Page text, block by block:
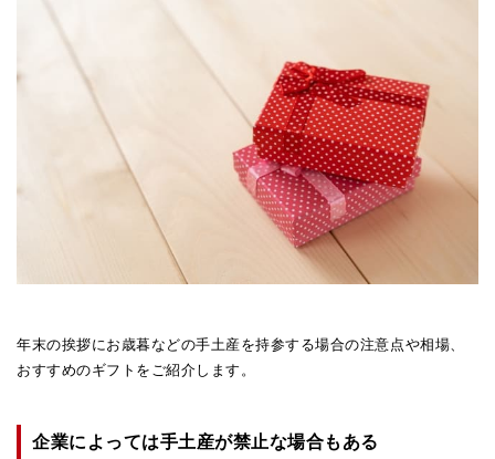
年末の挨拶にお歳暮などの手土産を持参する場合の注意点や相場、
おすすめのギフトをご紹介します。
企業によっては手土産が禁止な場合もある